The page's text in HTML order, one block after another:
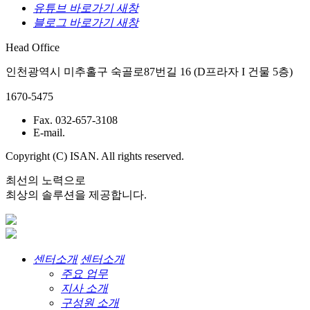
유튜브 바로가기 새창
블로그 바로가기 새창
Head Office
인천광역시 미추홀구 숙골로87번길 16 (D프라자 I 건물 5층)
1670-5475
Fax. 032-657-3108
E-mail.
Copyright (C) ISAN. All rights reserved.
최선의 노력으로
최상의 솔루션을 제공합니다.
센터소개 센터소개
주요 업무
지사 소개
구성원 소개